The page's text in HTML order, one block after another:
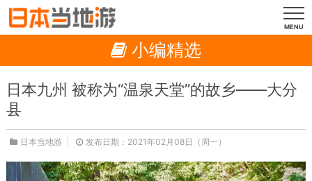
MENU
小编精选
日本九州 被称为“温泉天堂”的故乡——大分
县
日本当地游 发布日期：2021年02月08日（周一）